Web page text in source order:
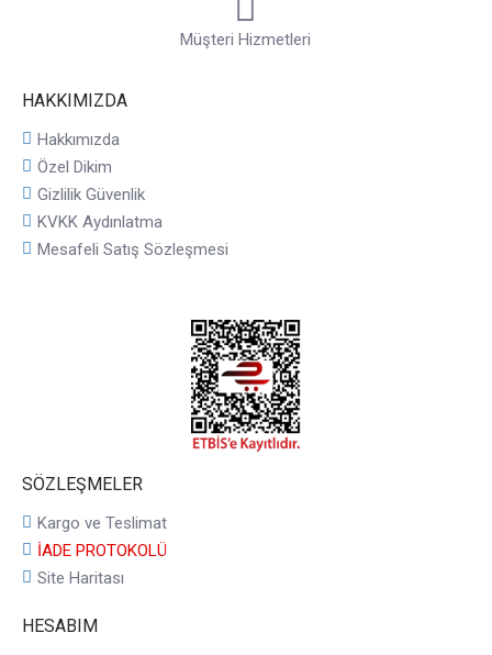
Müşteri Hizmetleri
HAKKIMIZDA
Hakkımızda
Özel Dikim
Gizlilik Güvenlik
KVKK Aydınlatma
Mesafeli Satış Sözleşmesi
SÖZLEŞMELER
Kargo ve Teslimat
İADE PROTOKOLÜ
Site Haritası
HESABIM